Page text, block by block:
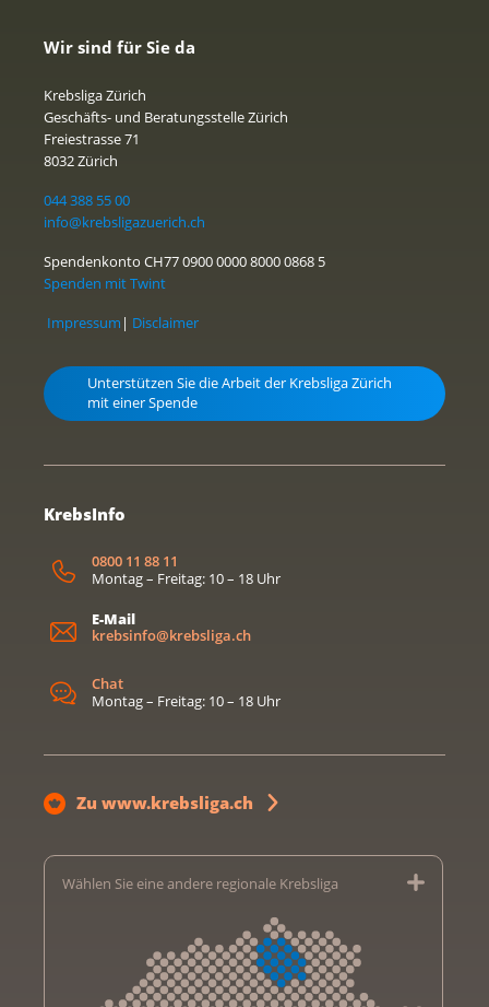
Wir sind für Sie da
Krebsliga Zürich
Geschäfts- und Beratungsstelle Zürich
Freiestrasse 71
8032 Zürich
044 388 55 00
info@krebsligazuerich.ch
Spendenkonto CH77 0900 0000 8000 0868 5
Spenden mit Twint
Impressum | Disclaimer
Unterstützen Sie die Arbeit der Krebsliga Zürich
mit einer Spende
KrebsInfo
0800 11 88 11
Montag – Freitag: 10 – 18 Uhr
E-Mail
krebsinfo@krebsliga.ch
Chat
Montag – Freitag: 10 – 18 Uhr
Zu www.krebsliga.ch
Wählen Sie eine andere regionale Krebsliga